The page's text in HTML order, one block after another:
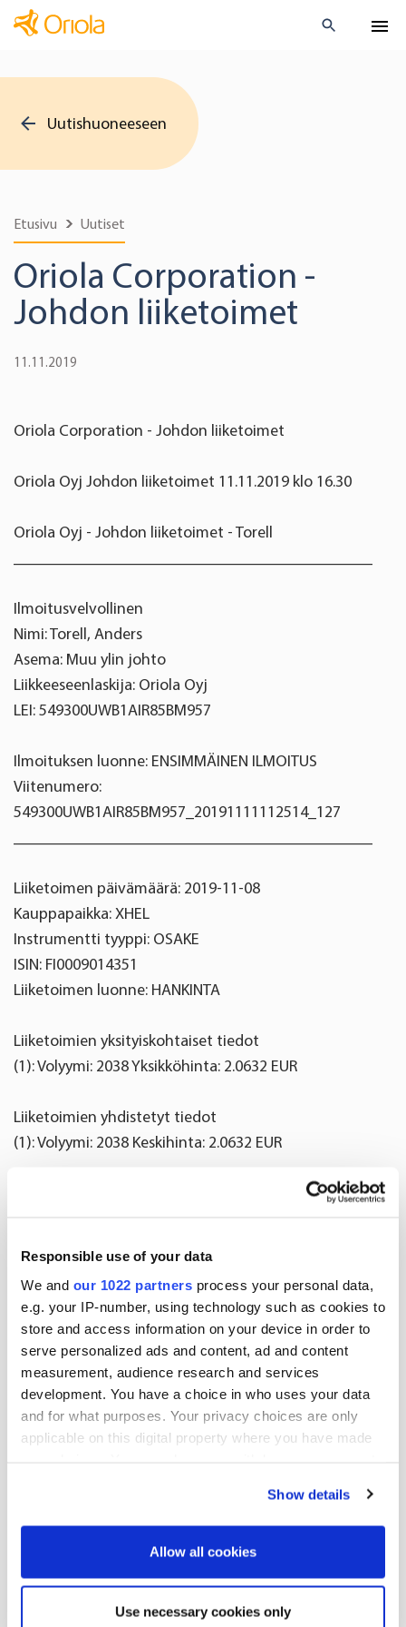
Responsible use of your data
We and our 1022 partners process your personal data,
e.g. your IP-number, using technology such as cookies to
store and access information on your device in order to
serve personalized ads and content, ad and content
measurement, audience research and services
development. You have a choice in who uses your data
and for what purposes. Your privacy choices are only
applicable on this digital property where you have made
If you allow, we would also like to:
Show details
Allow all cookies
Use necessary cookies only
Uutishuoneeseen
Etusivu Uutiset
Oriola Corporation -
Johdon liiketoimet
11.11.2019
Oriola Corporation - Johdon liiketoimet
Oriola Oyj Johdon liiketoimet 11.11.2019 klo 16.30
Oriola Oyj - Johdon liiketoimet - Torell
Ilmoitusvelvollinen
Nimi: Torell, Anders
Asema: Muu ylin johto
Liikkeeseenlaskija: Oriola Oyj
LEI: 549300UWB1AIR85BM957
Ilmoituksen luonne: ENSIMMÄINEN ILMOITUS
Viitenumero:
549300UWB1AIR85BM957_20191111112514_127
Liiketoimen päivämäärä: 2019-11-08
Kauppapaikka: XHEL
Instrumentti tyyppi: OSAKE
ISIN: FI0009014351
Liiketoimen luonne: HANKINTA
Liiketoimien yksityiskohtaiset tiedot
(1): Volyymi: 2038 Yksikköhinta: 2.0632 EUR
Liiketoimien yhdistetyt tiedot
(1): Volyymi: 2038 Keskihinta: 2.0632 EUR
talous- ja rahoitusjohtaja
Lisätietoja:
Petter Sandström
lakiasiainjohtaja
puh. 010 429 5761
sähköposti: petter.sandstrom@oriola.com
rahoitus- ja sijoittajasuhdepäällikkö
sähköposti: katja.graff@oriola.com